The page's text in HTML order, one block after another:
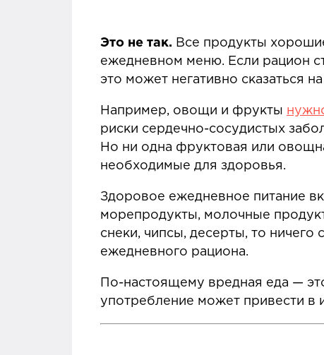
Это не так. Все продукты
ежедневном меню. Если рацион
это может негативно сказаться
Например, овощи и фрукты
риски сердечно-сосудистых
Но ни одна фруктовая или
необходимые для здоровья.
Здоровое ежедневное питание
морепродукты, молочные
снеки, чипсы, десерты, то
ежедневного рациона.
По-настоящему вредная еда —
употребление может привести в